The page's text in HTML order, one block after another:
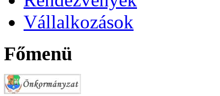
Vállalkozások
Főmenü